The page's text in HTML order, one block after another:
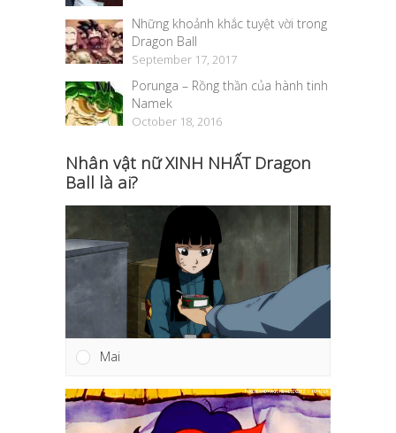
Những khoảnh khắc tuyệt vời trong
Dragon Ball
September 17, 2017
Porunga – Rồng thần của hành tinh
Namek
October 18, 2016
Nhân vật nữ XINH NHẤT Dragon
Ball là ai?
Mai